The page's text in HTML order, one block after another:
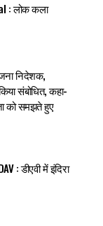
: लोक कला
निदेशक,
संबोधित, कहा-
को समझते हुए
: डीएवी में इंदिरा